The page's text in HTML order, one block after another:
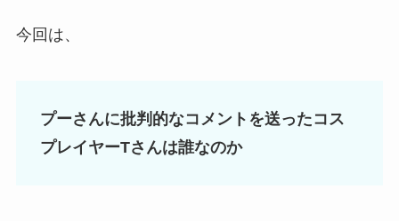
今回は、
プーさんに批判的なコメントを送ったコス
プレイヤーTさんは誰なのか